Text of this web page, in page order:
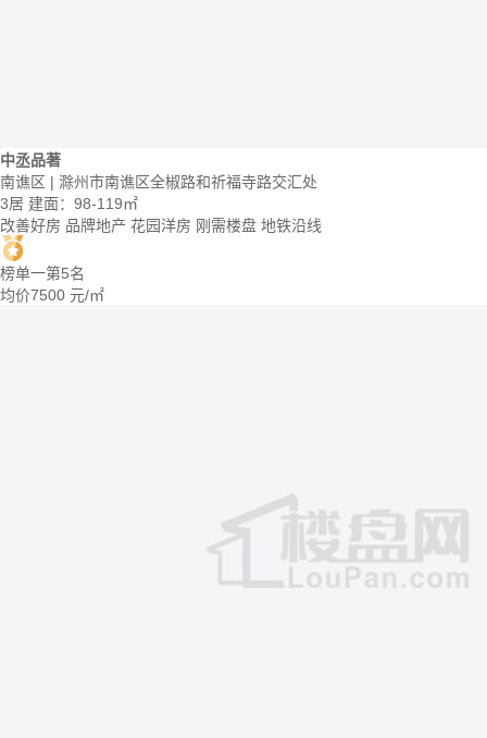
中丞品著
南谯区 | 滁州市南谯区全椒路和祈福寺路交汇处
3居 建面：98-119㎡
改善好房 品牌地产 花园洋房 刚需楼盘 地铁沿线
榜单一第5名
均价7500 元/㎡